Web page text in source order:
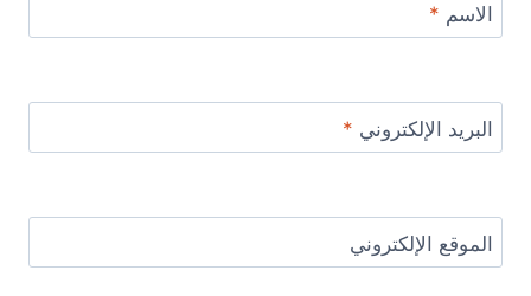
الاسم *
البريد الإلكتروني *
الموقع الإلكتروني